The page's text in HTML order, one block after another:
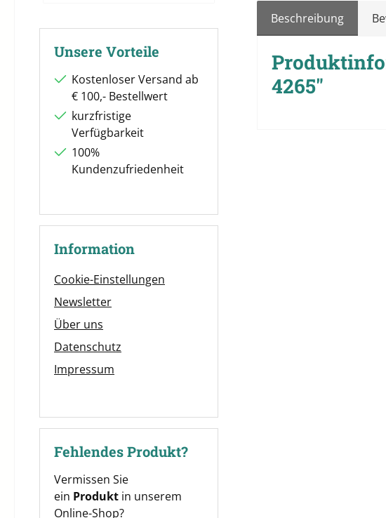
Unsere Vorteile
Kostenloser Versand ab
€ 100,- Bestellwert
kurzfristige
Verfügbarkeit
100%
Kundenzufriedenheit
Information
Cookie-Einstellungen
Newsletter
Über uns
Datenschutz
Impressum
Fehlendes Produkt?
Vermissen Sie
ein Produkt in unserem
Online-Shop?
Beschreibung
4265"